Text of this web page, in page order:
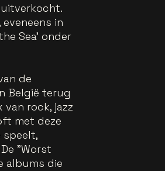
in
Sea’ onder
de
België terug
rock, jazz
met deze
speelt,
"Worst
albums die